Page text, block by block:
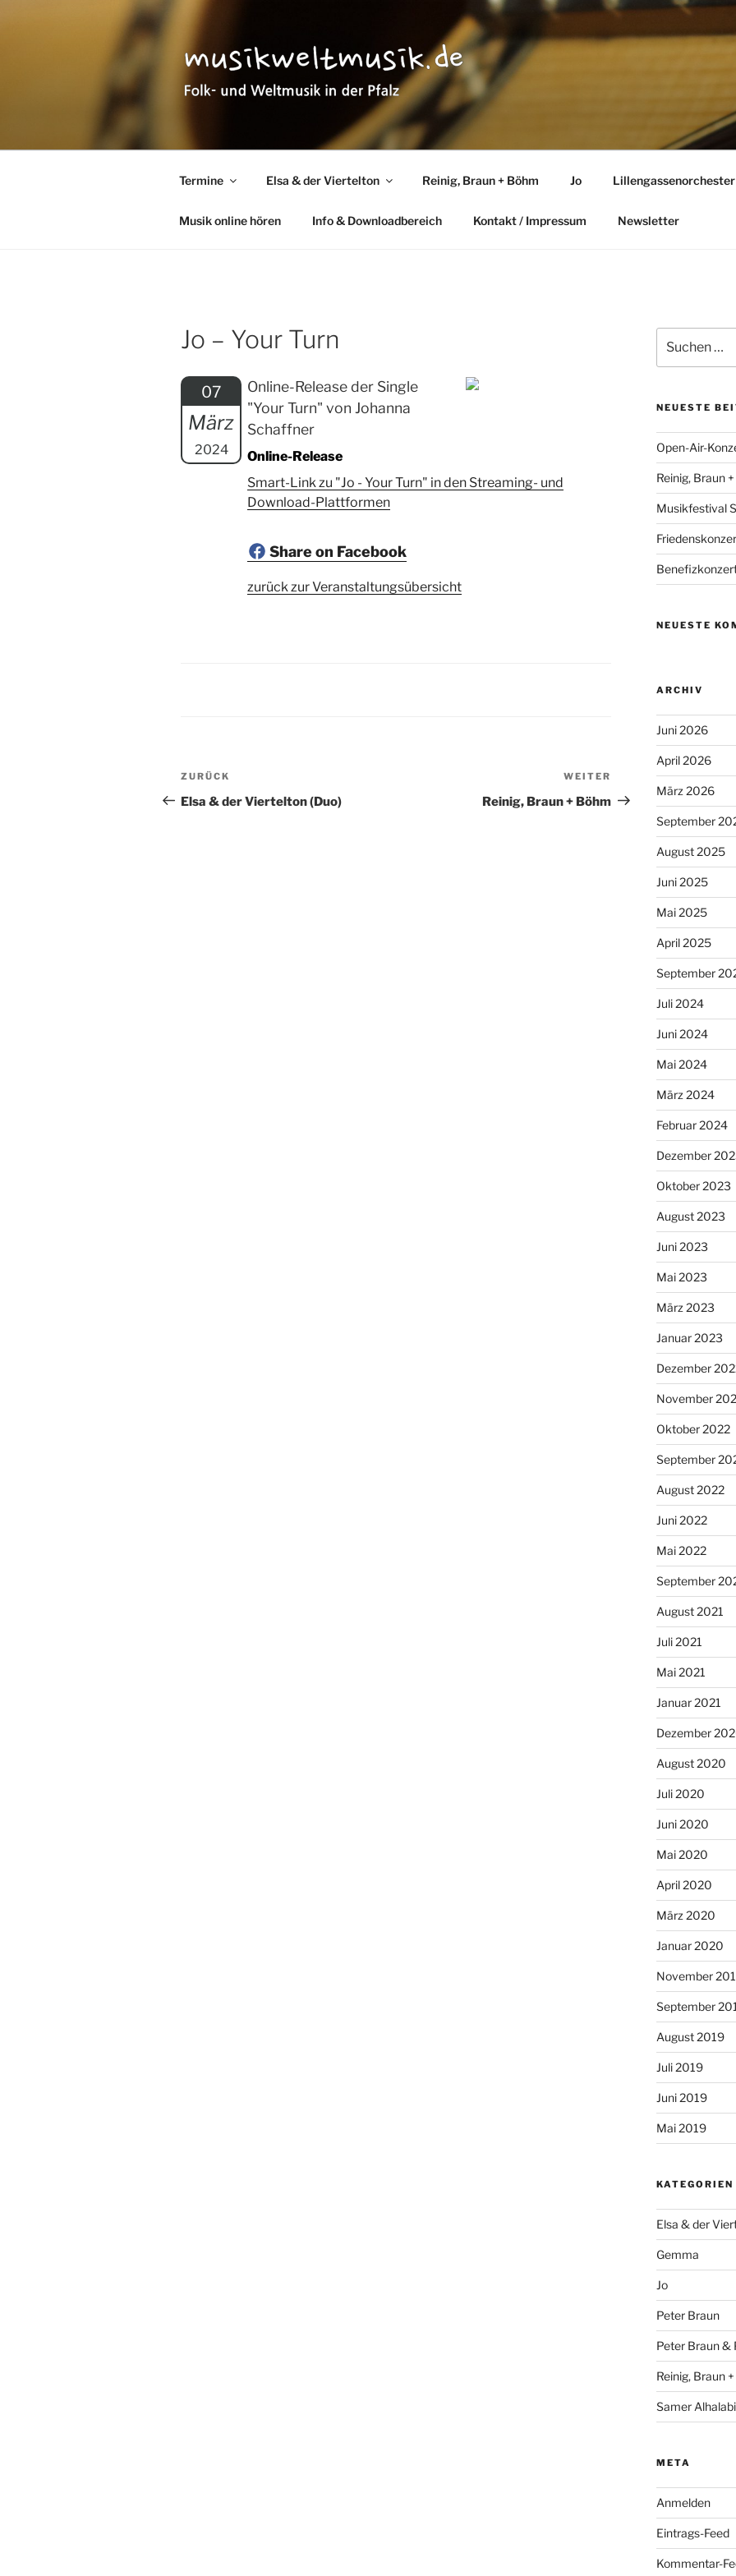
MUSIKWELTMUSIK
Folk- und Weltmusik in der Pfalz
Termine Elsa & der Viertelton Reinig, Braun + Böhm Jo Lillengassenorchester
Musik online hören Info & Downloadbereich Kontakt / Impressum Newsletter
Jo – Your Turn
07
März
2024
Online-Release der Single
"Your Turn" von Johanna
Schaffner
Online-Release
Smart-Link zu "Jo - Your Turn" in den Streaming- und
Download-Plattformen
Share on Facebook
zurück zur Veranstaltungsübersicht
Beitragsnavigation
Vorheriger
Beitrag
ZURÜCK
Elsa & der Viertelton (Duo)
Nächster
Beitrag
WEITER
Reinig, Braun + Böhm
nach:
NEUESTE
Open-Air-
Reinig, Braun
Musikfestival
NEUESTE
ARCHIV
Juni 2026
April 2026
März 2026
September
August 2025
Juni 2025
Mai 2025
April 2025
September
Juli 2024
Juni 2024
Mai 2024
März 2024
Februar 2024
Dezember
Oktober 2023
August 2023
Juni 2023
Mai 2023
März 2023
Januar 2023
Dezember
November
Oktober 2022
September
August 2022
Juni 2022
Mai 2022
September
August 2021
Juli 2021
Mai 2021
Januar 2021
Dezember
August 2020
Juli 2020
Juni 2020
Mai 2020
April 2020
März 2020
Januar 2020
November
September
August 2019
Juli 2019
Juni 2019
Mai 2019
KATEGORIEN
Elsa & der
Gemma
Jo
Peter Braun
Peter Braun &
Reinig, Braun
Samer Alhalabi
META
Anmelden
Eintrags-Feed
Kommentar-